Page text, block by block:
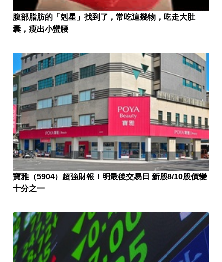
腹部脂肪的「剋星」找到了，常吃這幾物，吃走大肚
囊，瘦出小蠻腰
寶雅（5904）超強財報！明最後交易日 新股8/10股價變
十分之一